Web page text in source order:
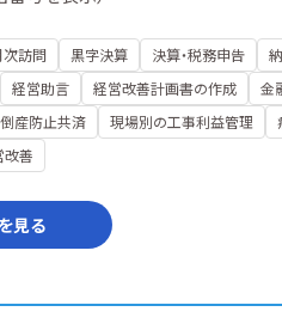
次訪問 黒字決算 決算・税務申告
経営助言 経営改善計画書の作成
金
産防止共済 現場別の工事利益管理
改善
見る